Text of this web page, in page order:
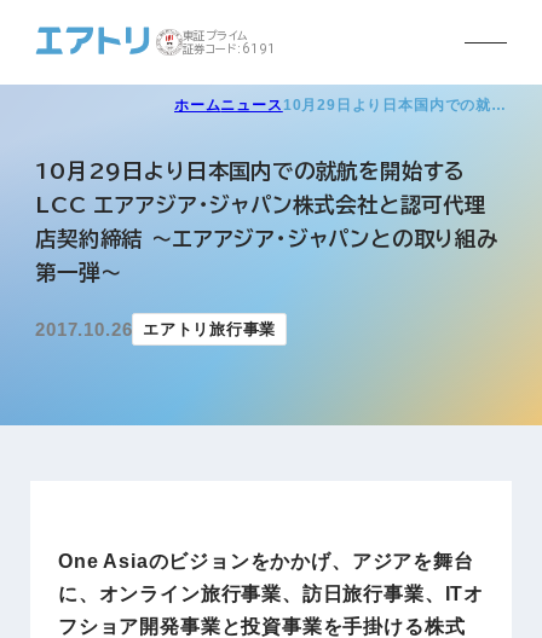
東証プライム
証券コード:6191
ホームニュース 10月29日より日本国内での就…
10月29日より日本国内での就航を開始する
LCC エアアジア・ジャパン株式会社と認可代理
店契約締結 ～エアアジア・ジャパンとの取り組み
第一弾～
2017.10.26 エアトリ旅行事業
One Asiaのビジョンをかかげ、アジアを舞台
に、オンライン旅行事業、訪日旅行事業、ITオ
フショア開発事業と投資事業を手掛ける株式